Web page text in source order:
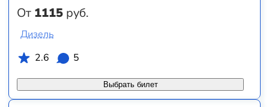
От 1115 руб.
Выбрать билет
Дизель
2.6
5